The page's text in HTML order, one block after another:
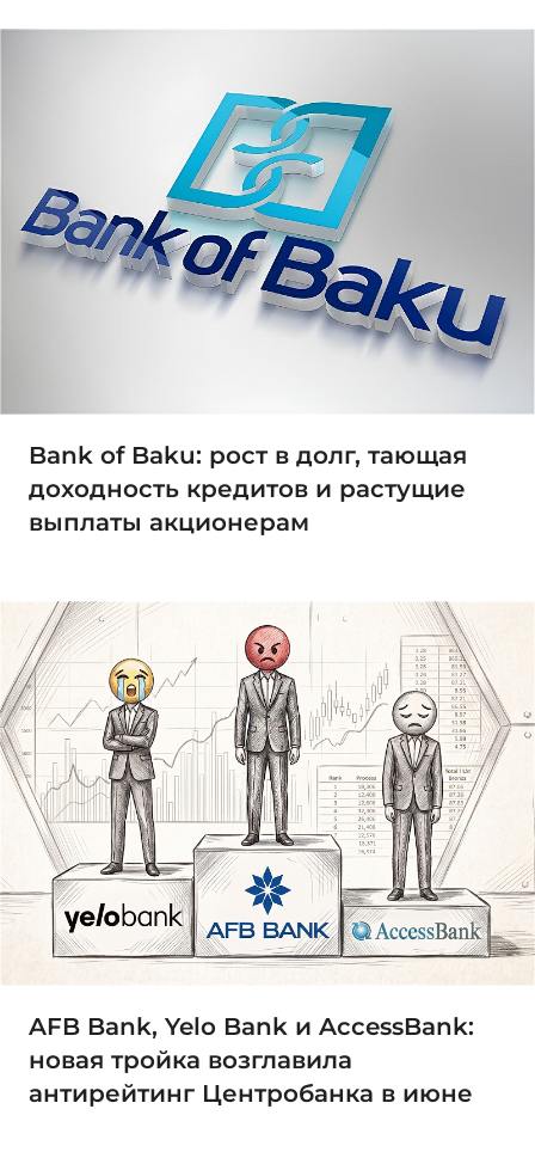
Bank of Baku: рост в долг, тающая
доходность кредитов и растущие
выплаты акционерам
AFB Bank, Yelo Bank и AccessBank:
новая тройка возглавила
антирейтинг Центробанка в июне